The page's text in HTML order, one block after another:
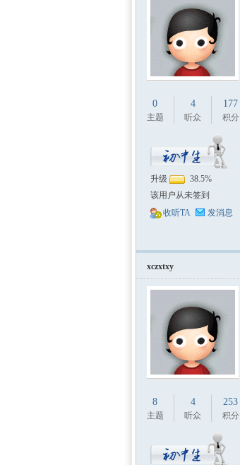
中国
0
主题
4
听众
177
积分
升级
38.5%
该用户从未签到
收听TA
发消息
xczxtxy
8
主题
4
听众
253
积分